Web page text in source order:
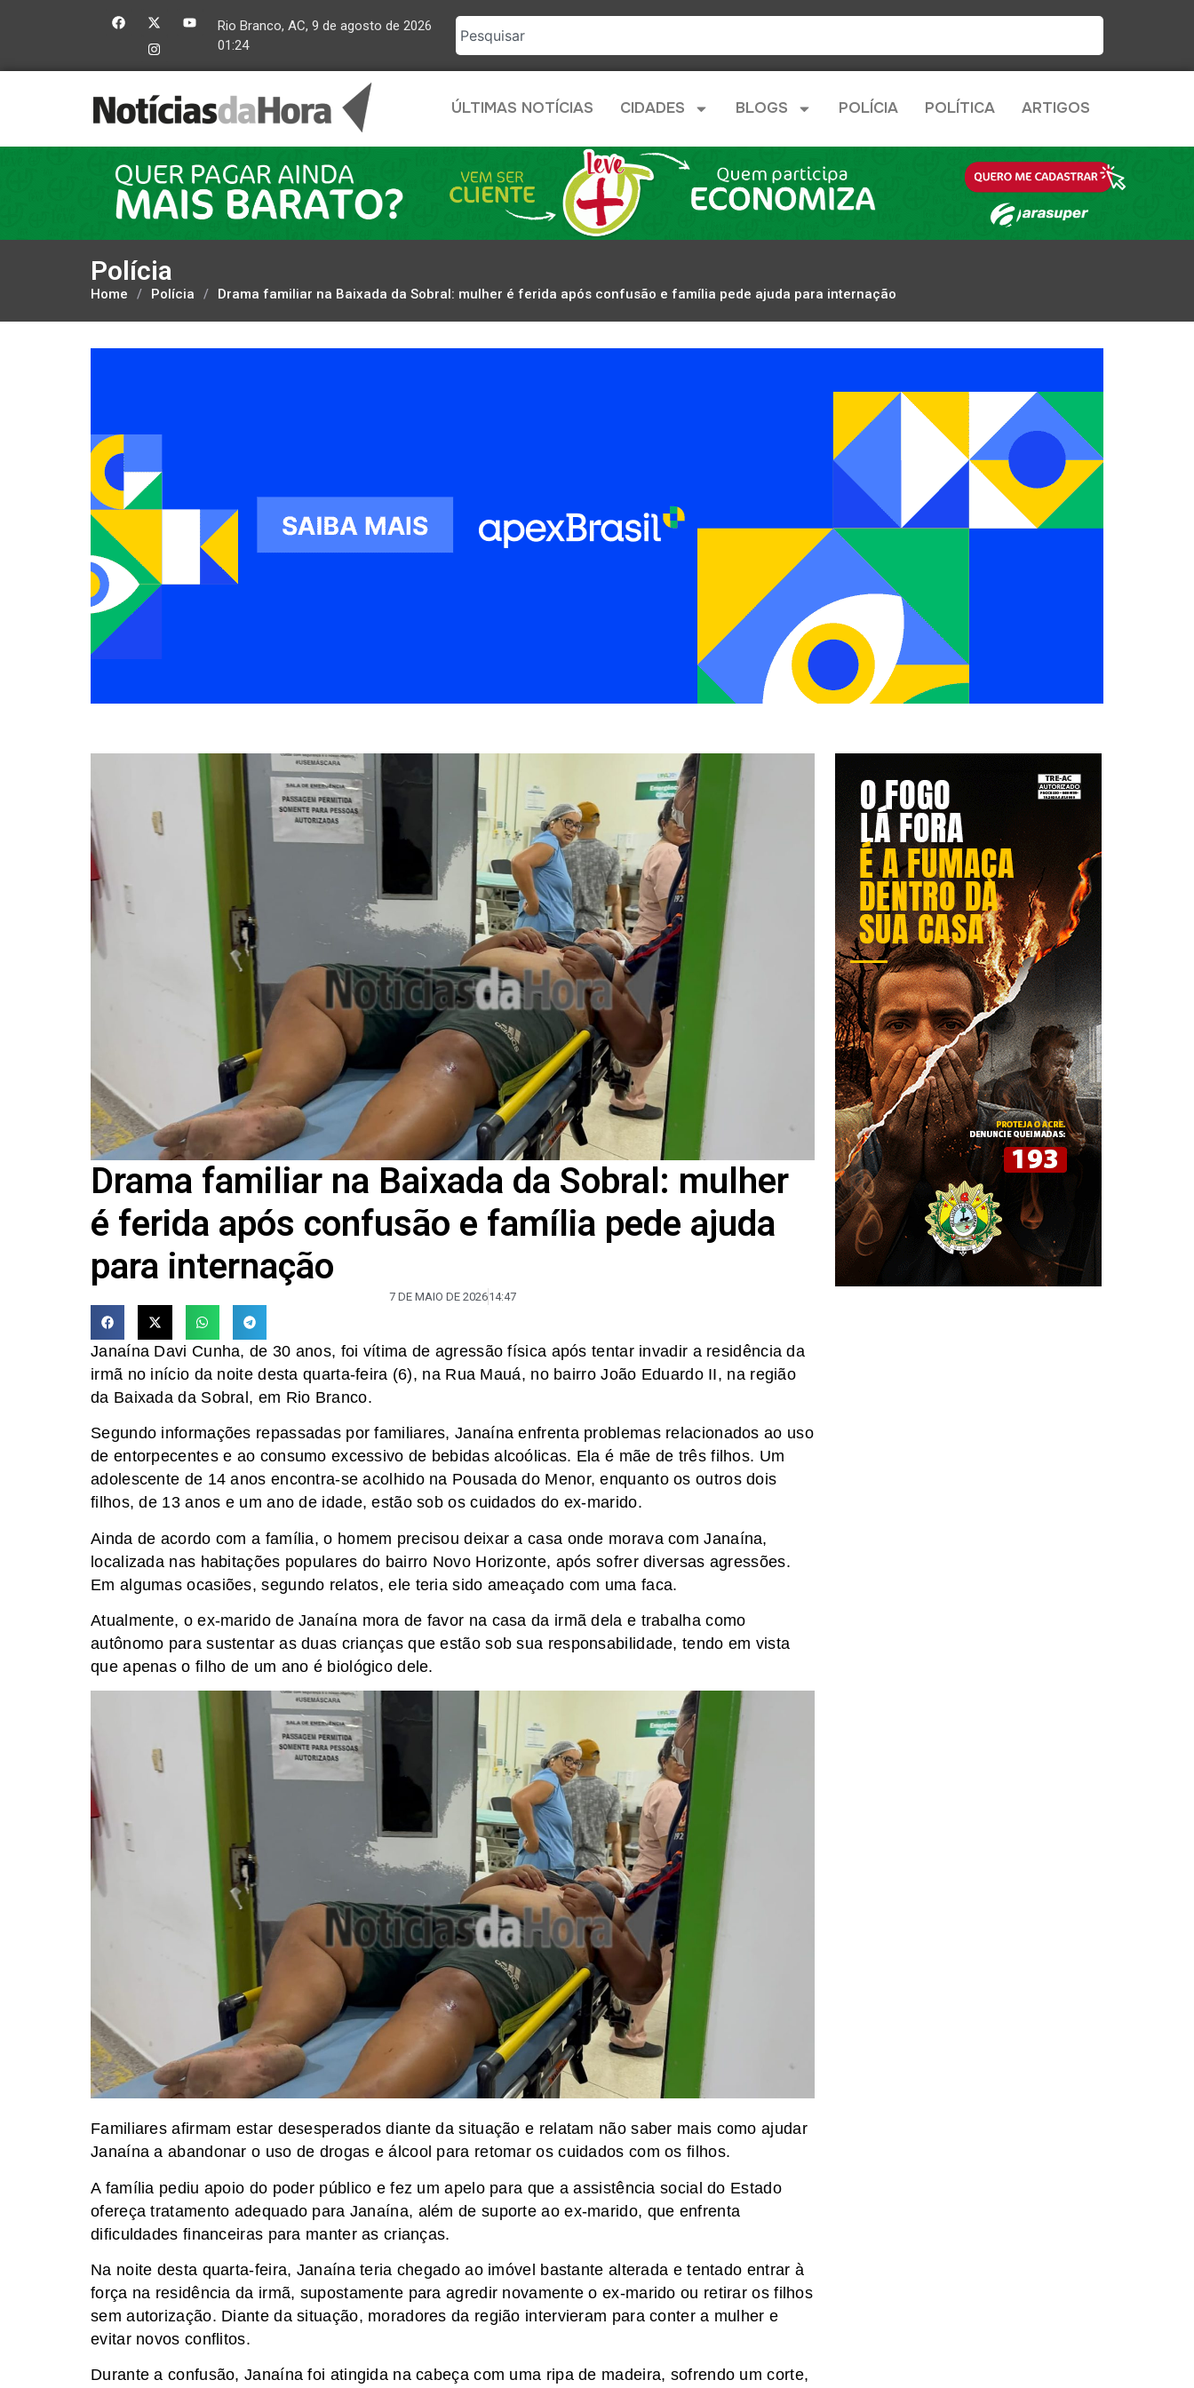
Rio Branco, AC, 9 de agosto de 2026
01:24
ÚLTIMAS NOTÍCIAS CIDADES BLOGS POLÍCIA POLÍTICA ARTIGOS
Polícia
Home / Polícia / Drama familiar na Baixada da Sobral: mulher é ferida após confusão e família pede ajuda para internação
Drama familiar na Baixada da Sobral: mulher
é ferida após confusão e família pede ajuda
para internação
7 DE MAIO DE 202614:47
Janaína Davi Cunha, de 30 anos, foi vítima de agressão física após tentar invadir a residência da
irmã no início da noite desta quarta-feira (6), na Rua Mauá, no bairro João Eduardo II, na região
da Baixada da Sobral, em Rio Branco.
Segundo informações repassadas por familiares, Janaína enfrenta problemas relacionados ao uso
de entorpecentes e ao consumo excessivo de bebidas alcoólicas. Ela é mãe de três filhos. Um
adolescente de 14 anos encontra-se acolhido na Pousada do Menor, enquanto os outros dois
filhos, de 13 anos e um ano de idade, estão sob os cuidados do ex-marido.
Ainda de acordo com a família, o homem precisou deixar a casa onde morava com Janaína,
localizada nas habitações populares do bairro Novo Horizonte, após sofrer diversas agressões.
Em algumas ocasiões, segundo relatos, ele teria sido ameaçado com uma faca.
Atualmente, o ex-marido de Janaína mora de favor na casa da irmã dela e trabalha como
autônomo para sustentar as duas crianças que estão sob sua responsabilidade, tendo em vista
que apenas o filho de um ano é biológico dele.
Familiares afirmam estar desesperados diante da situação e relatam não saber mais como ajudar
Janaína a abandonar o uso de drogas e álcool para retomar os cuidados com os filhos.
A família pediu apoio do poder público e fez um apelo para que a assistência social do Estado
ofereça tratamento adequado para Janaína, além de suporte ao ex-marido, que enfrenta
dificuldades financeiras para manter as crianças.
Na noite desta quarta-feira, Janaína teria chegado ao imóvel bastante alterada e tentado entrar à
força na residência da irmã, supostamente para agredir novamente o ex-marido ou retirar os filhos
sem autorização. Diante da situação, moradores da região intervieram para conter a mulher e
evitar novos conflitos.
Durante a confusão, Janaína foi atingida na cabeça com uma ripa de madeira, sofrendo um corte,